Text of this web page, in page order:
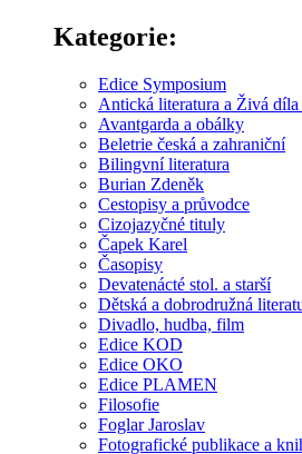
Kategorie:
Edice Symposium
Antická literatura a Živá
Avantgarda a obálky
Beletrie česká a zahraniční
Bilingvní literatura
Burian Zdeněk
Cestopisy a průvodce
Cizojazyčné tituly
Čapek Karel
Časopisy
Devatenácté stol. a starší
Dětská a dobrodružná
Divadlo, hudba, film
Edice KOD
Edice OKO
Edice PLAMEN
Filosofie
Foglar Jaroslav
Fotografické publikace a